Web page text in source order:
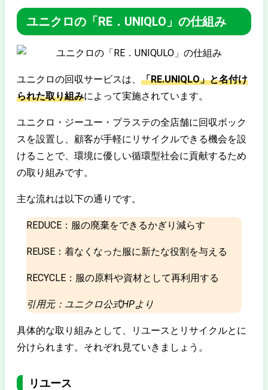
ユニクロの「RE．UNIQLO」の仕組み
ユニクロの回収サービスは、 「RE.UNIQLO」と名付け
られた取り組みによって実施されています。
ユニクロ・ジーユー・プラステの全店舗に回収ボック
スを設置し、顧客が手軽にリサイクルできる機会を設
けることで、環境に優しい循環型社会に貢献するため
の取り組みです。
主な流れは以下の通りです。
REDUCE：服の廃棄をできるかぎり減らす
REUSE：着なくなった服に新たな役割を与える
RECYCLE：服の原料や資材として再利用する
引用元：ユニクロ公式HPより
具体的な取り組みとして、リユースとリサイクルとに
分けられます。それぞれ見ていきましょう。
リユース